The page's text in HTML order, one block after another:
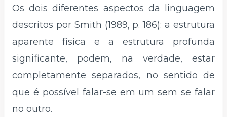
Os dois diferentes aspectos da linguagem
descritos por Smith (1989, p. 186): a estrutura
aparente física e a estrutura profunda
significante, podem, na verdade, estar
completamente separados, no sentido de
que é possível falar-se em um sem se falar
no outro.